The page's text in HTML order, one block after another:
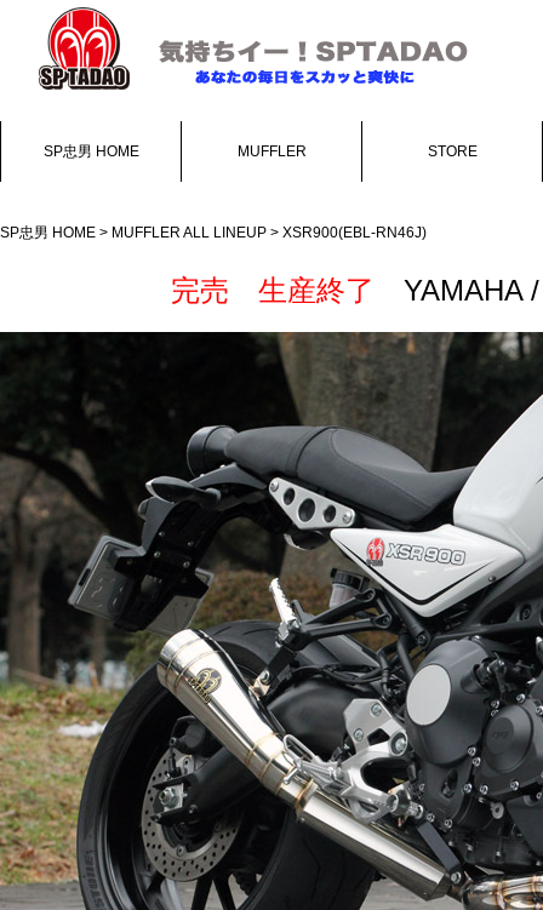
SP忠男 HOME MUFFLER STORE
SP忠男 HOME > MUFFLER ALL LINEUP > XSR900(EBL-RN46J)
完売 生産終了 YAMAHA